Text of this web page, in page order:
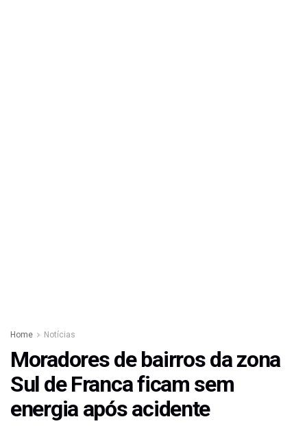
Home Notícias
Moradores de bairros da zona
Sul de Franca ficam sem
energia após acidente